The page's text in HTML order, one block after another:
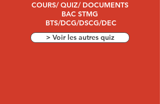
COURS/ QUIZ/ DOCUMENTS
BAC STMG
BTS/DCG/DSCG/DEC
> Voir les autres quiz